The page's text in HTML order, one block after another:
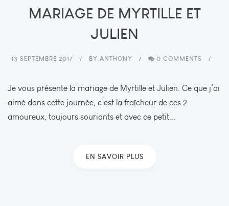
MARIAGE DE MYRTILLE ET
JULIEN
13 SEPTEMBRE 2017 BY ANTHONY 0 COMMENTS
Je vous présente la mariage de Myrtille et Julien. Ce que j’ai
aimé dans cette journée, c’est la fraîcheur de ces 2
amoureux, toujours souriants et avec ce petit...
EN SAVOIR PLUS